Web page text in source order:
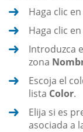
Haga clic
Haga clic
Introduzca
zona
Escoja el
lista Color.
Elija si es
asociada a